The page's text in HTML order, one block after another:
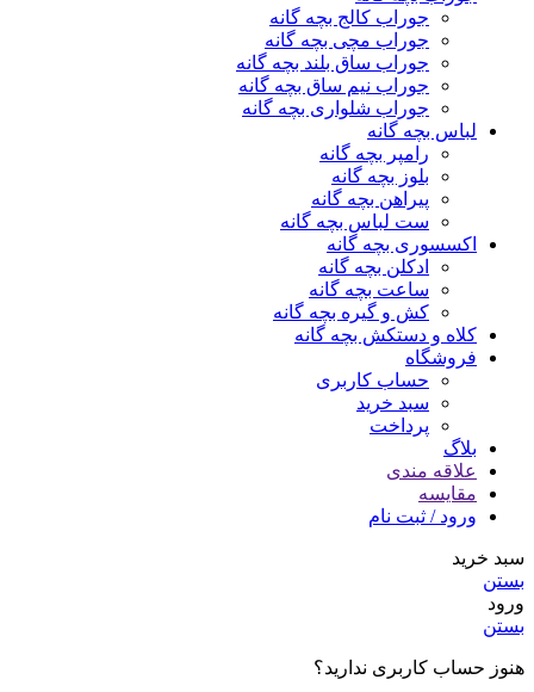
جوراب کالج بچه گانه
جوراب مچی بچه گانه
جوراب ساق بلند بچه گانه
جوراب نیم ساق بچه گانه
جوراب شلواری بچه گانه
لباس بچه گانه
رامپر بچه گانه
بلوز بچه گانه
پیراهن بچه گانه
ست لباس بچه گانه
اکسسوری بچه گانه
ادکلن بچه گانه
ساعت بچه گانه
کش و گیره بچه گانه
کلاه و دستکش بچه گانه
فروشگاه
حساب کاربری
سبد خرید
پرداخت
بلاگ
علاقه مندی
مقایسه
ورود / ثبت نام
سبد خرید
بستن
ورود
بستن
هنوز حساب کاربری ندارید؟